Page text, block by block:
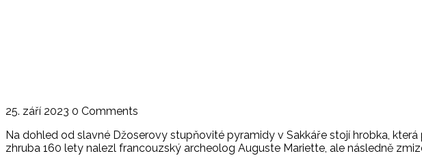
25. září 2023 0 Comments
Na dohled od slavné Džoserovy stupňovité pyramidy v Sakkáře stojí hrobka,
zhruba 160 lety nalezl francouzský archeolog Auguste Mariette, ale následně